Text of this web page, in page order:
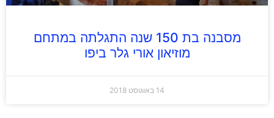
מסבנה בת 150 שנה התגלתה במתחם
מוזיאון אורי גלר ביפו
14 באוגוסט 2018